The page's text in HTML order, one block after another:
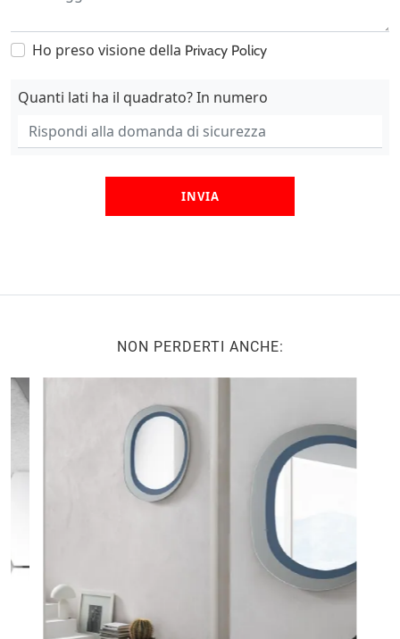
Ho preso visione della Privacy Policy
Quanti lati ha il quadrato? In numero
INVIA
NON PERDERTI ANCHE: